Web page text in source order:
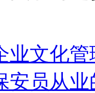
业文化
安员从